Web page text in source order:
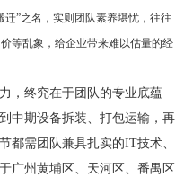
”之名，实则团队素养堪忧，往往
等乱象，给企业带来难以估量的经
，终究在于团队的专业底蕴
中期设备拆装、打包运输，再
都需团队兼具扎实的IT技术、
广州黄埔区、天河区、番禺区